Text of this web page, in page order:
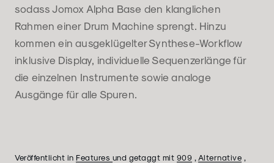
sodass Jomox Alpha Base den klanglichen
Rahmen einer Drum Machine sprengt. Hinzu
kommen ein ausgeklügelter Synthese-Workflow
inklusive Display, individuelle Sequenzerlänge für
die einzelnen Instrumente sowie analoge
Ausgänge für alle Spuren.
Veröffentlicht in Features und getaggt mit 909 , Alternative ,